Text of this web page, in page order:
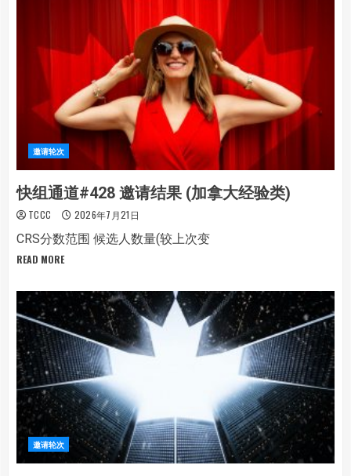
邀请轮次
快组通道#428 邀请结果 (加拿大经验类)
TCCC 2026年7月21日
CRS分数范围 候选人数量(较上次变
READ MORE
邀请轮次